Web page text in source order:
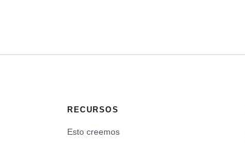
RECURSOS
Esto creemos